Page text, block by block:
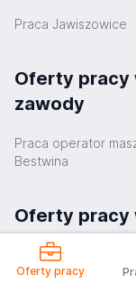
Oferty pracy
Praca Jawiszowice
Oferty pracy
zawody
Praca operator
Bestwina
Oferty pracy
Praca Katowice